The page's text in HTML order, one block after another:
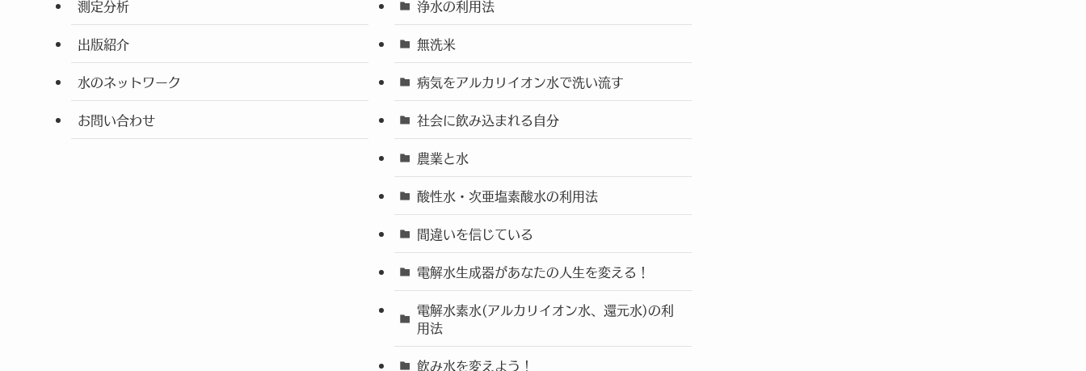
測定分析
出版紹介
水のネットワーク
お問い合わせ
浄水の利用法
無洗米
病気をアルカリイオン水で洗い流す
社会に飲み込まれる自分
農業と水
酸性水・次亜塩素酸水の利用法
間違いを信じている
電解水生成器があなたの人生を変える！
電解水素水(アルカリイオン水、還元水)の利
用法
飲み水を変えよう！